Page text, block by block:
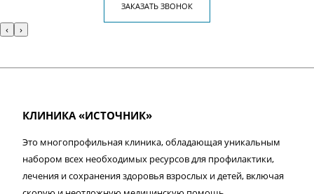
ЗАКАЗАТЬ ЗВОНОК
‹ ›
КЛИНИКА «ИСТОЧНИК»
Это многопрофильная клиника, обладающая уникальным
набором всех необходимых ресурсов для профилактики,
лечения и сохранения здоровья взрослых и детей, включая